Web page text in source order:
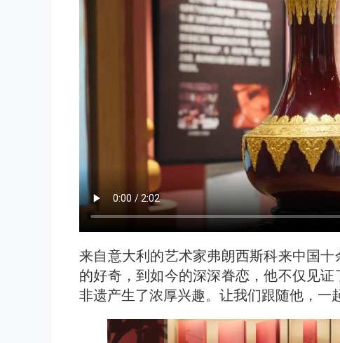
来自意大利的艺术家弗朗西斯科来中国
的好奇，到如今的深深眷恋，他不仅见
非遗产生了浓厚兴趣。让我们跟随他，一